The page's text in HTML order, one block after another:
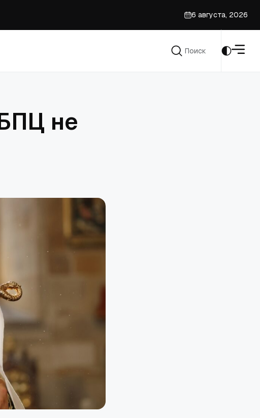
6 августа, 2026
Поиск
не